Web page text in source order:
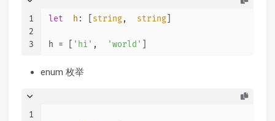
1
2
3
let h : [ string, string]
h = [ 'hi' , 'world'
enum 枚举
1